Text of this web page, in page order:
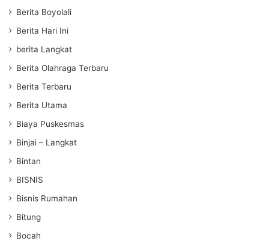
Berita Boyolali
Berita Hari Ini
berita Langkat
Berita Olahraga Terbaru
Berita Terbaru
Berita Utama
Biaya Puskesmas
Binjai – Langkat
Bintan
BISNIS
Bisnis Rumahan
Bitung
Bocah